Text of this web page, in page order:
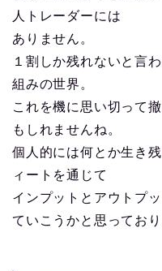
人トレーダーには
ありません。
１割しか残れないと言
組みの世界。
これを機に思い切って
もしれませんね。
個人的には何とか生き
ィートを通じて
インプットとアウトプ
ていこうかと思っており